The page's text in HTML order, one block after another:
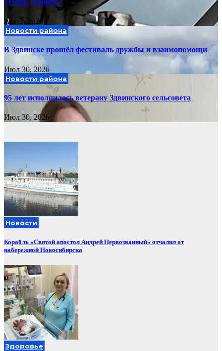
Авг 3, 2026
Новости района
В Здвинске прошёл фестиваль дружбы и взаимопомощи
Июл 30, 2026
Новости района
95 лет исполнилось ветерану Здвинского сельсовета
Июл 30, 2026
Новости
Корабль «Святой апостол Андрей Первозванный» отчалил от
набережной Новосибирска
Здоровье